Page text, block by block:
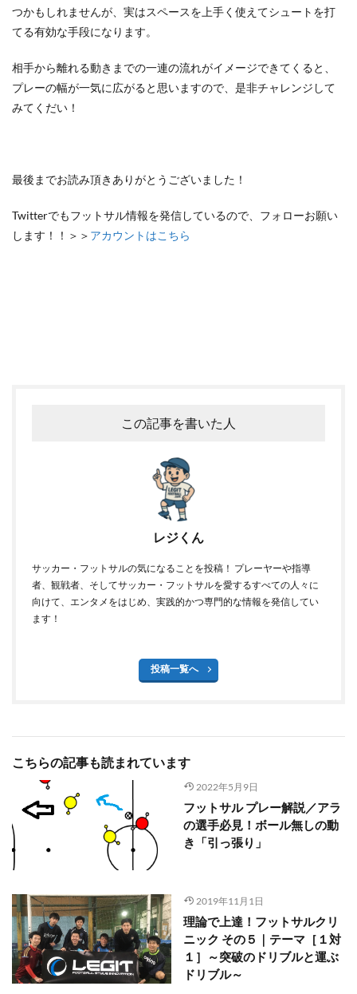
つかもしれませんが、実はスペースを上手く使えてシュートを打
てる有効な手段になります。
相手から離れる動きまでの一連の流れがイメージできてくると、
プレーの幅が一気に広がると思いますので、是非チャレンジして
みてくだい！
最後までお読み頂きありがとうございました！
Twitterでもフットサル情報を発信しているので、フォローお願い
します！！＞＞ アカウントはこちら
この記事を書いた人
レジくん
サッカー・フットサルの気になることを投稿！ プレーヤーや指導
者、観戦者、そしてサッカー・フットサルを愛するすべての人々に
向けて、エンタメをはじめ、実践的かつ専門的な情報を発信してい
ます！
投稿一覧へ
こちらの記事も読まれています
2022年5月9日
フットサル プレー解説／アラ
の選手必見！ボール無しの動
き「引っ張り」
2019年11月1日
理論で上達！フットサルクリ
ニック その５｜テーマ［１対
１］～突破のドリブルと運ぶ
ドリブル～